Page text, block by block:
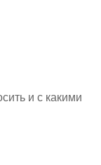
и с какими